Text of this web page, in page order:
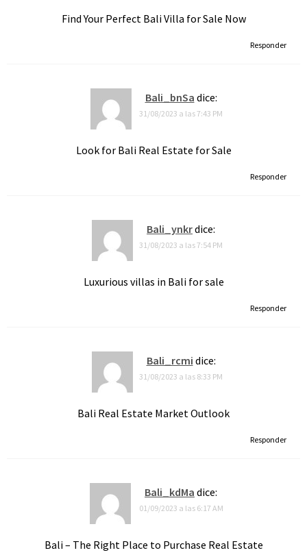
Find Your Perfect Bali Villa for Sale Now
Responder
Bali_bnSa dice:
31/08/2023 a las 7:43 PM
Look for Bali Real Estate for Sale
Responder
Bali_ynkrdice:
31/08/2023 a las 7:54 PM
Luxurious villas in Bali for sale
Responder
Bali_rcmi dice:
31/08/2023 a las 8:33 PM
Bali Real Estate Market Outlook
Responder
Bali_kdMa dice:
01/09/2023 a las 6:17 AM
Bali – The Right Place to Purchase Real Estate